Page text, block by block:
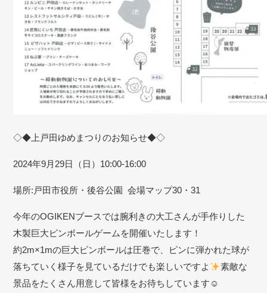
◇◆上戸田ゆめまつりのお知らせ◆◇
2024年9月29日（日）10:00-16:00
場所:戸田市役所・後谷公園会場マップ30・31
今年のOGIKENブースでは腕利きの大工さんが手作りした
木製巨大ピンボールゲームを開催いたします！
約2m×1mの巨大ピンボールは圧巻で、ピンに弾かれた球が
落ちていく様子を見ているだけでも楽しいですよ
素敵な
景品をたくさん用意して皆様をお待ちしています☺